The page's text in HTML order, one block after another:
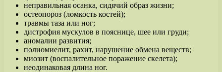
неправильная осанка, сидячий образ жизни;
остеопороз (ломкость костей);
травмы таза или ног;
дистрофия мускулов в пояснице, шее или груди;
аномалии развития;
полиомиелит, рахит, нарушение обмена веществ;
миозит (воспалительное поражение скелета);
неодинаковая длина ног.